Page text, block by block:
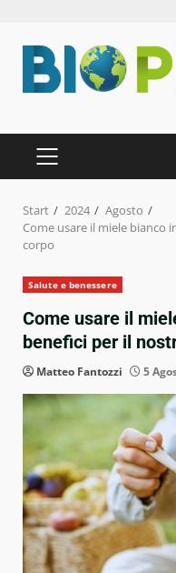
Inhalt
springen
PRIMÄRES
MENÜ
Start 2024
Agosto
Come usare il miele bianco
corpo
Salute e benessere
Come usare il
benefici per il
Matteo Fantozzi 5